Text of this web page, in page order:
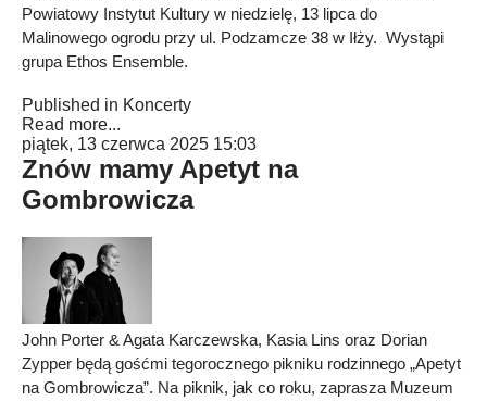
Powiatowy Instytut Kultury w niedzielę, 13 lipca do
Malinowego ogrodu przy ul. Podzamcze 38 w Iłży. Wystąpi
grupa Ethos Ensemble.
Published in Koncerty
Read more...
piątek, 13 czerwca 2025 15:03
Znów mamy Apetyt na
Gombrowicza
John Porter & Agata Karczewska, Kasia Lins oraz Dorian
Zypper będą gośćmi tegorocznego pikniku rodzinnego „Apetyt
na Gombrowicza”. Na piknik, jak co roku, zaprasza Muzeum